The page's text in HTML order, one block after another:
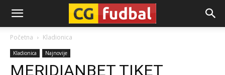
CG-
Fudbal
Početna Kladionica
Kladionica Najnovije
MERIDIANBET TIKET